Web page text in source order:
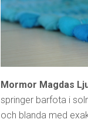
Mormor Magdas
springer barfota i
och blanda med